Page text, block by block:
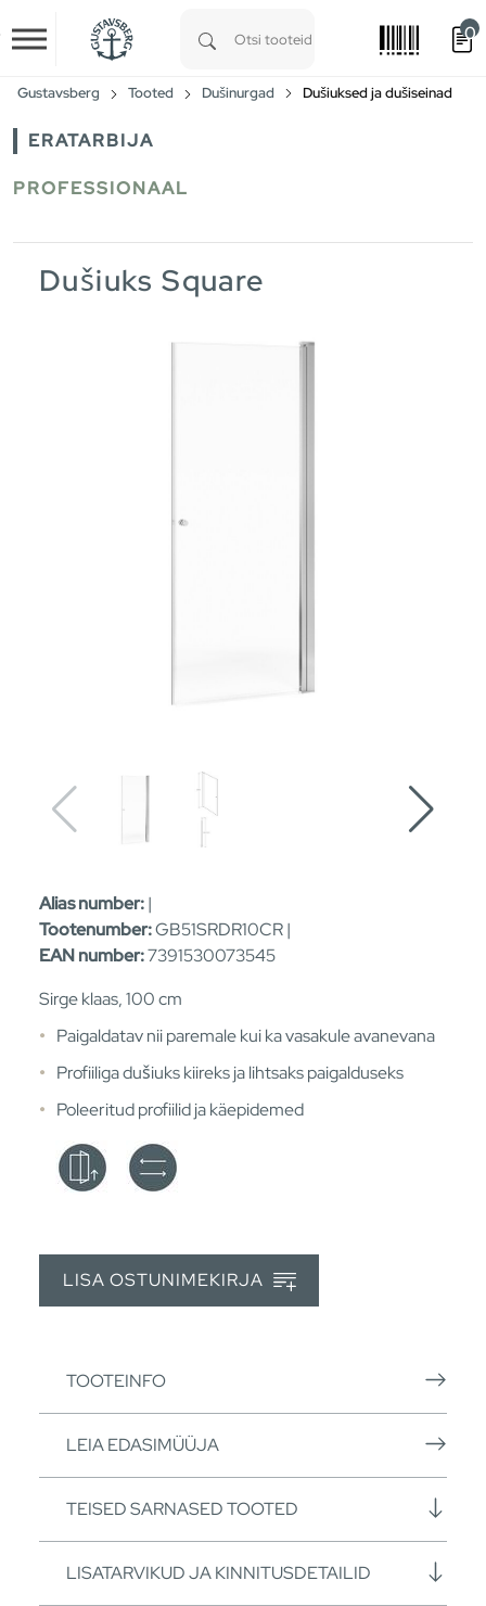
Skip to main content
0
Gustavsberg Tooted Dušinurgad Dušiuksed ja dušiseinad
ERATARBIJA
PROFESSIONAAL
Dušiuks Square
Alias number:|
Tootenumber:GB51SRDR10CR |
EAN number:7391530073545
Sirge klaas, 100 cm
Paigaldatav nii paremale kui ka vasakule avanevana
Profiiliga dušiuks kiireks ja lihtsaks paigalduseks
Poleeritud profiilid ja käepidemed
LISA OSTUNIMEKIRJA
TOOTEINFO
LEIA EDASIMÜÜJA
TEISED SARNASED TOOTED
LISATARVIKUD JA KINNITUSDETAILID